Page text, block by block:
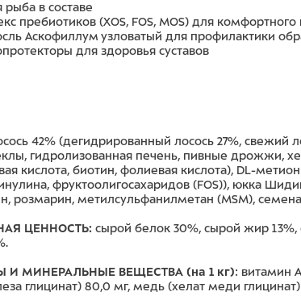
в составе
пребиотиков (XOS, FOS, MOS) для
Аскофиллум узловатый для профилактики
для здоровья суставов
42% (дегидрированный лосось 27%,
гидролизованная печень, пивные дрожжи,
кислота, биотин, фолиевая кислота), DL-
фруктоолигосахаридов (FOS)), юкка
розмарин, метилсульфанилметан (MSM),
ЦЕННОСТЬ: сырой белок 30%, сырой жир 13%,
И МИНЕРАЛЬНЫЕ ВЕЩЕСТВА (на 1 кг): витамин
глицинат) 80,0 мг, медь (хелат меди